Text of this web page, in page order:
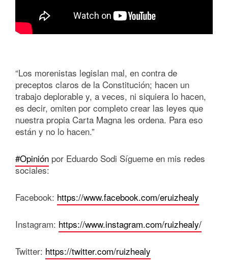
“Los morenistas legislan mal, en contra de
preceptos claros de la Constitución; hacen un
trabajo deplorable y, a veces, ni siquiera lo hacen,
es decir, omiten por completo crear las leyes que
nuestra propia Carta Magna les ordena. Para eso
están y no lo hacen.”
#Opinión por Eduardo Sodi Sígueme en mis redes
sociales:
Facebook: https://www.facebook.com/eruizhealy
Instagram: https://www.instagram.com/ruizhealy/
Twitter: https://twitter.com/ruizhealy